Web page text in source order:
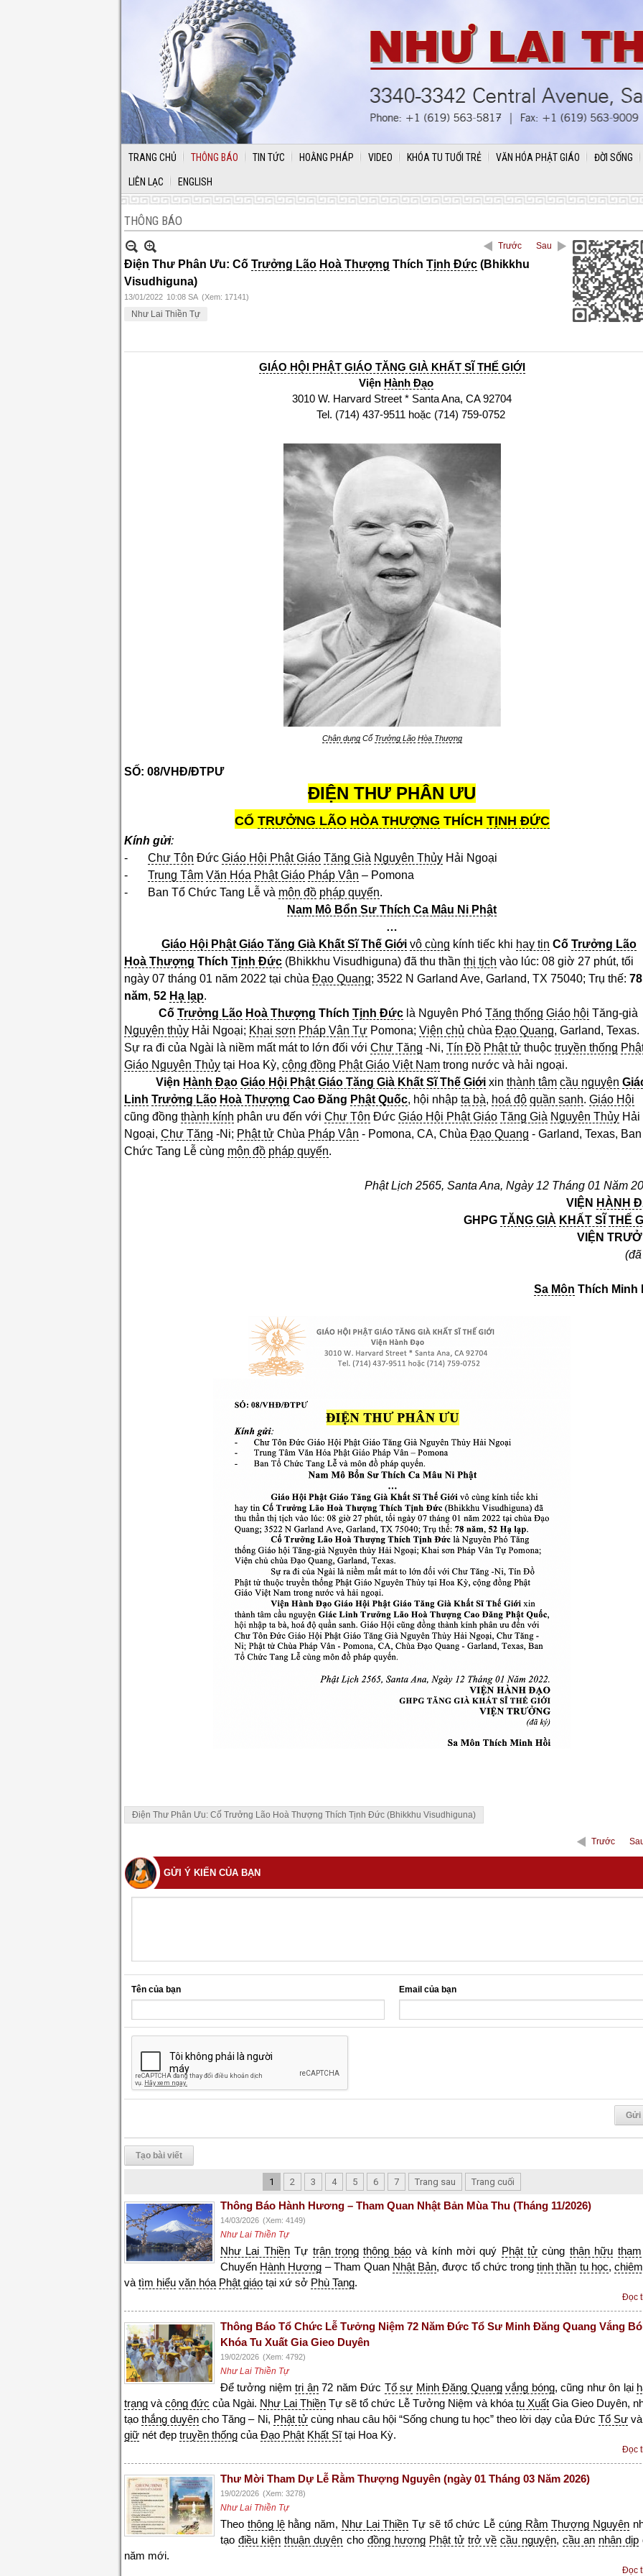
TRANG CHỦ THÔNG BÁO TIN TỨC HOẰNG PHÁP VIDEO KHÓA TU TUỔI TRẺ VĂN HÓA PHẬT GIÁO ĐỜI SỐNG
LIÊN LẠC ENGLISH
THÔNG BÁO
Trước Sau
Điện Thư Phân Ưu: Cố Trưởng Lão Hoà Thượng Thích Tịnh Đức (Bhikkhu
Visudhiguna)
13/01/2022 10:08 SA (Xem: 17141)
Như Lai Thiền Tự
GIÁO HỘI PHẬT GIÁO TĂNG GIÀ KHẤT SĨ THẾ GIỚI
Viện Hành Đạo
3010 W. Harvard Street * Santa Ana, CA 92704
Tel. (714) 437-9511 hoặc (714) 759-0752
Chân dungCố Trưởng Lão Hòa Thượng
SỐ: 08/VHĐ/ĐTPƯ
ĐIỆN THƯ PHÂN ƯU
CỐ TRƯỞNG LÃO HÒA THƯỢNG THÍCH TỊNH ĐỨC
Kính gửi:
- Chư Tôn Đức Giáo Hội Phật Giáo Tăng Già Nguyên Thủy Hải Ngoại
- Trung Tâm Văn Hóa Phật Giáo Pháp Vân – Pomona
- Ban Tổ Chức Tang Lễ và môn đồ pháp quyến.
Nam Mô Bổn Sư Thích Ca Mâu Ni Phật
…
Giáo Hội Phật Giáo Tăng Già Khất Sĩ Thế Giới vô cùng kính tiếc khi hay tin Cố Trưởng Lão
Hoà Thượng Thích Tịnh Đức (Bhikkhu Visudhiguna) đã thu thần thị tịch vào lúc: 08 giờ 27 phút, tối
ngày 07 tháng 01 năm 2022 tại chùa Đạo Quang; 3522 N Garland Ave, Garland, TX 75040; Trụ thế: 78
năm, 52 Hạ lạp.
Cố Trưởng Lão Hoà Thượng Thích Tịnh Đức là Nguyên Phó Tăng thống Giáo hội Tăng-già
Nguyên thủy Hải Ngoại; Khai sơn Pháp Vân Tự Pomona; Viện chủ chùa Đạo Quang, Garland, Texas.
Sự ra đi của Ngài là niềm mất mát to lớn đối với Chư Tăng -Ni, Tín Đồ Phật tử thuộc truyền thống
Giáo Nguyên Thủy tại Hoa Kỳ, cộng đồng Phật Giáo Việt Nam trong nước và hải ngoại.
Viện Hành Đạo Giáo Hội Phật Giáo Tăng Già Khất Sĩ Thế Giới xin thành tâm cầu nguyện
Linh Trưởng Lão Hoà Thượng Cao Đăng Phật Quốc, hội nhập ta bà, hoá độ quần sanh. Giáo Hội
cũng đồng thành kính phân ưu đến với Chư Tôn Đức Giáo Hội Phật Giáo Tăng Già Nguyên Thủy Hải
Ngoại, Chư Tăng -Ni; Phật tử Chùa Pháp Vân - Pomona, CA, Chùa Đạo Quang - Garland, Texas,
Chức Tang Lễ cùng môn đồ pháp quyến.
Phật Lịch 2565, Santa Ana, Ngày 12 Tháng 01 Năm
VIỆN HÀNH
GHPG TĂNG GIÀ KHẤT SĨ THẾ
VIỆN
Sa Môn Thích Minh
Điện Thư Phân Ưu: Cố Trưởng Lão Hoà Thượng Thích Tịnh Đức (Bhikkhu Visudhiguna)
Trước
GỬI Ý KIẾN CỦA BẠN
Tên của bạn Email của bạn
Tạo bài viết
1 2 3 4 5 6 7 Trang sau Trang cuối
Thông Báo Hành Hương – Tham Quan Nhật Bản Mùa Thu (Tháng 11/2026)
14/03/2026 (Xem: 4149)
Như Lai Thiền Tự
Như Lai ThiềnTự trân trọng thông báovà kính mời quý Phật tử cùng thân hữu
Chuyến Hành Hương – Tham Quan Nhật Bản, được tổ chức trongtinh thần tu học,
và tìm hiểu văn hóa Phật giáo tại xứ sở Phù Tang.
Đọc
Thông Báo Tổ Chức Lễ Tưởng Niệm 72 Năm Đức Tổ Sư Minh Đăng Quang Vắng
Khóa Tu Xuất Gia Gieo Duyên
19/02/2026 (Xem: 4792)
Như Lai Thiền Tự
Để tưởng niệmtri ân72 năm Đức Tổ sư Minh Đăng Quang vắng bóng, cũng như ôn lại
trạng và công đức của Ngài. Như Lai Thiền Tự sẽ tổ chức Lễ Tưởng Niệm và khóa tu Xuất Gia Gieo Duyên,
tạothắng duyên cho Tăng – Ni, Phật tửcùng nhau câu hội “Sống chung tu học” theo lời dạy của Đức Tổ Sư
giữ nét đẹp truyền thống của Đạo Phật Khất Sĩtại Hoa Kỳ.
Đọc
Thư Mời Tham Dự Lễ Rằm Thượng Nguyên (ngày 01 Tháng 03 Năm 2026)
19/02/2026 (Xem: 3278)
Như Lai Thiền Tự
Theo thông lệhằng năm, Như Lai Thiền Tự sẽ tổ chức Lễ cúng Rằm Thượng Nguyên
tạođiều kiện thuận duyên cho đồng hương Phật tử trở về cầu nguyện, cầu an nhân dịp
năm mới.
Đọc